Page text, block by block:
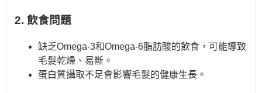
2. 飲食問題
缺乏Omega-3和Omega-6脂肪酸的飲食，可能導致
毛髮乾燥、易斷。
蛋白質攝取不足會影響毛髮的健康生長。